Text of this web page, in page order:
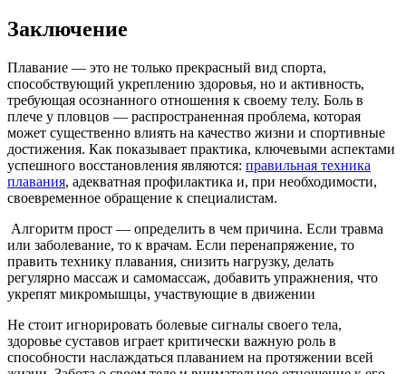
Заключение
Плавание — это не только прекрасный вид спорта,
способствующий укреплению здоровья, но и активность,
требующая осознанного отношения к своему телу. Боль в
плече у пловцов — распространенная проблема, которая
может существенно влиять на качество жизни и спортивные
достижения. Как показывает практика, ключевыми аспектами
успешного восстановления являются: правильная техника
плавания, адекватная профилактика и, при необходимости,
своевременное обращение к специалистам.
Алгоритм прост — определить в чем причина. Если травма
или заболевание, то к врачам. Если перенапряжение, то
править технику плавания, снизить нагрузку, делать
регулярно массаж и самомассаж, добавить упражнения, что
укрепят микромышцы, участвующие в движении
Не стоит игнорировать болевые сигналы своего тела,
здоровье суставов играет критически важную роль в
способности наслаждаться плаванием на протяжении всей